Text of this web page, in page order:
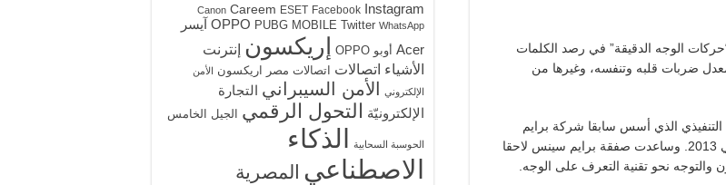
الوجه الدقيقة” في رصد الكلمات
ضربات قلبه وتنفسه، وغيرها من
الذي أسس سابقا شركة برايم
سينس المتخصصة في الاستشعار ثلاثي الأبعاد وباعها إلى أبل في ⁠2013. وساعدت ​صفقة برايم سينس لاحقا
‌نحو تقنية التعرف على الوجه.
Canon Careem ESET Facebook Instagram
OPPO PUBG MOBILE Twitter WhatsApp
آيسر
Acer أوبو OPPO إريكسون إنترنت
الأشياء اتصالات اتصالات مصر اريكسون الأمن
الإلكتروني الأمن السيبراني التجارة
الإلكترونيّة التحول الرقمي الجيل الخامس
الحوسبة السحابية الذكاء
الاصطناعي المصرية